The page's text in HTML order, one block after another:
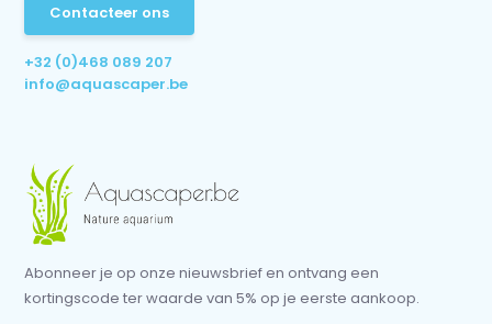
Contacteer ons
+32 (0)468 089 207
info@aquascaper.be
Abonneer je op onze nieuwsbrief en ontvang een
kortingscode ter waarde van 5% op je eerste aankoop.